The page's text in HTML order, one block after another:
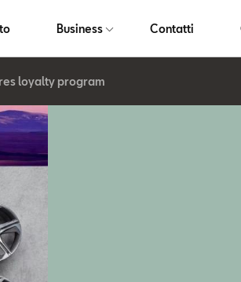
Business Contatti
loyalty program